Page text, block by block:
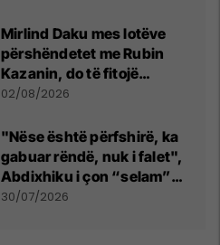
Mirlind Daku mes lotëve
përshëndetet me Rubin
Kazanin, do të fitojë
miliona te Spartak Moska
02/08/2026
"Nëse është përfshirë, ka
gabuar rëndë, nuk i falet",
Abdixhiku i çon “selam”
Përparim Ramës
30/07/2026